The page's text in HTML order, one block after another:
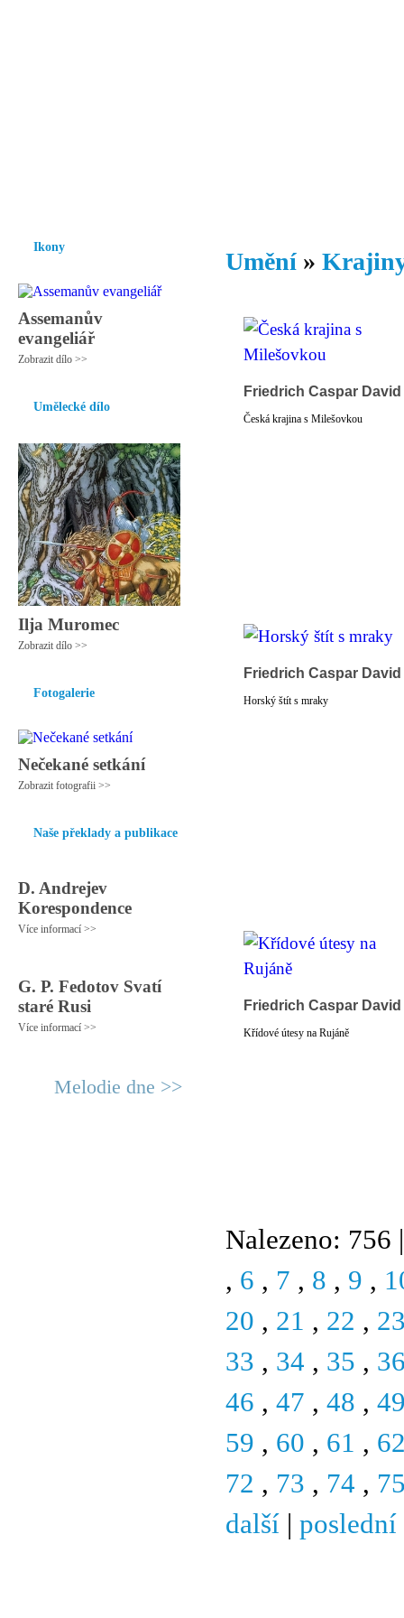
Ikony
Assemanův
evangeliář
Zobrazit dílo >>
Umělecké dílo
Ilja Muromec
Zobrazit dílo >>
Fotogalerie
Nečekané setkání
Zobrazit fotografii >>
Naše překlady a publikace
D. Andrejev
Korespondence
Více informací >>
G. P. Fedotov Svatí
staré Rusi
Více informací >>
Melodie dne >>
Umění »
Friedrich Caspar David
Česká krajina s Milešovkou
Friedrich Caspar David
Horský štít s mraky
Friedrich Caspar David
Křídové útesy na Rujáně
Nalezeno: 756
, 6 , 7 , 8 , 9 ,
20 , 21 , 22 ,
33 , 34 , 35 ,
46 , 47 , 48 ,
59 , 60 , 61 ,
72 , 73 , 74 ,
další
poslední